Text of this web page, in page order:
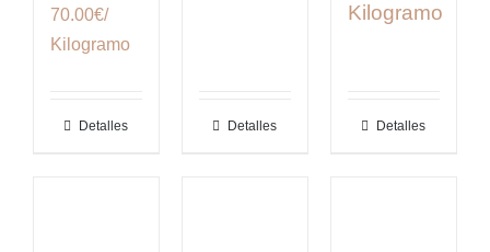
70.00€/
Kilogramo
Detalles Detalles
Kilogramo
Detalles